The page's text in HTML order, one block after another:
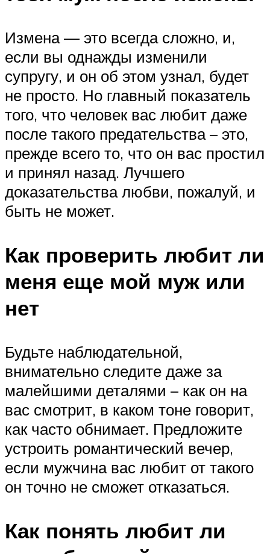
Измена — это всегда сложно, и,
если вы однажды изменили
супругу, и он об этом узнал, будет
не просто. Но главный показатель
того, что человек вас любит даже
после такого предательства – это,
прежде всего то, что он вас простил
и принял назад. Лучшего
доказательства любви, пожалуй, и
быть не может.
Как проверить любит ли
меня еще мой муж или
нет
Будьте наблюдательной,
внимательно следите даже за
малейшими деталями – как он на
вас смотрит, в каком тоне говорит,
как часто обнимает. Предложите
устроить романтический вечер,
если мужчина вас любит от такого
он точно не сможет отказаться.
Как понять любит ли